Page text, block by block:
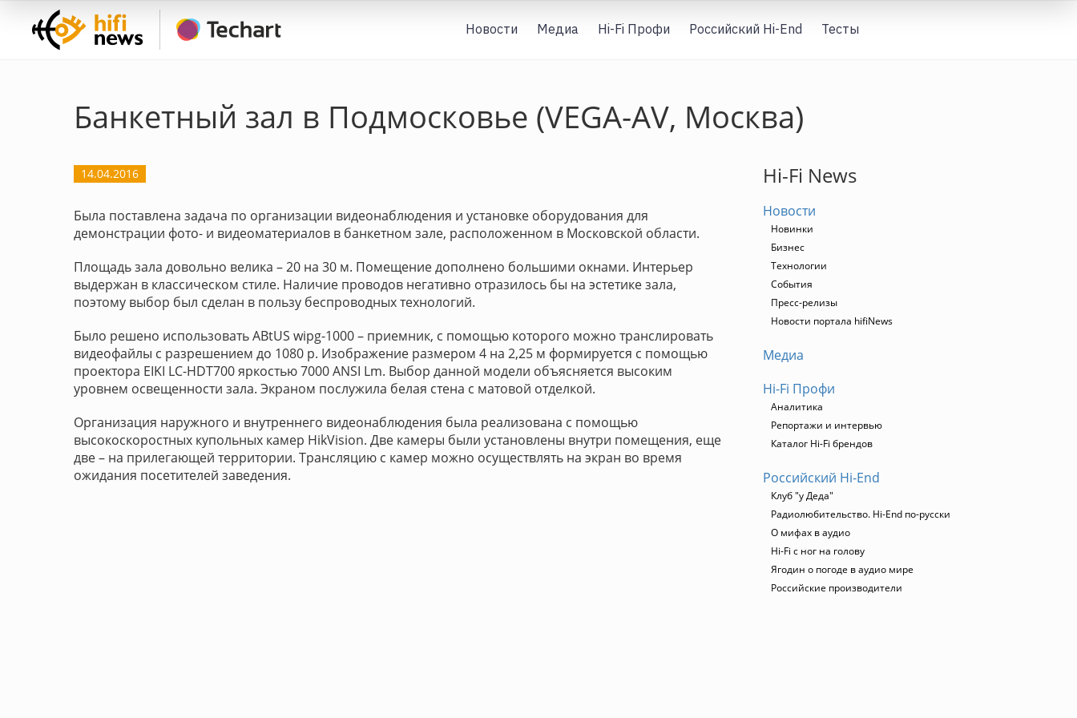
Новости Медиа Hi-Fi Профи Российский Hi-End Тесты
Банкетный зал в Подмосковье (VEGA-AV, Москва)
14.04.2016
Была поставлена задача по организации видеонаблюдения и установке оборудования для
демонстрации фото- и видеоматериалов в банкетном зале, расположенном в Московской области.
Площадь зала довольно велика – 20 на 30 м. Помещение дополнено большими окнами. Интерьер
выдержан в классическом стиле. Наличие проводов негативно отразилось бы на эстетике зала,
поэтому выбор был сделан в пользу беспроводных технологий.
Было решено использовать ABtUS wipg-1000 – приемник, с помощью которого можно транслировать
видеофайлы с разрешением до 1080 р. Изображение размером 4 на 2,25 м формируется с помощью
проектора EIKI LC-HDT700 яркостью 7000 ANSI Lm. Выбор данной модели объясняется высоким
уровнем освещенности зала. Экраном послужила белая стена с матовой отделкой.
Организация наружного и внутреннего видеонаблюдения была реализована с помощью
высокоскоростных купольных камер HikVision. Две камеры были установлены внутри помещения, еще
две – на прилегающей территории. Трансляцию с камер можно осуществлять на экран во время
ожидания посетителей заведения.
Hi-Fi News
Новости
Новинки
Бизнес
Технологии
События
Пресс-релизы
Новости портала hifiNews
Медиа
Hi-Fi Профи
Аналитика
Репортажи и интервью
Каталог Hi-Fi брендов
Российский Hi-End
Клуб "у Деда"
Радиолюбительство. Hi-End по-русски
О мифах в аудио
Hi-Fi с ног на голову
Ягодин о погоде в аудио мире
Российские производители